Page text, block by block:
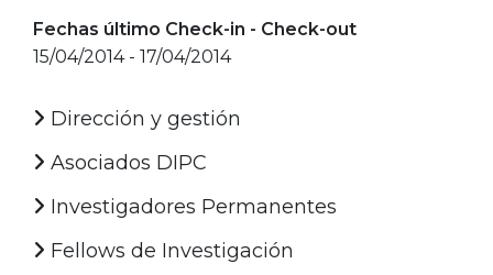
Fechas último Check-in - Check-out
15/04/2014 - 17/04/2014
Dirección y gestión
Asociados DIPC
Investigadores Permanentes
Fellows de Investigación